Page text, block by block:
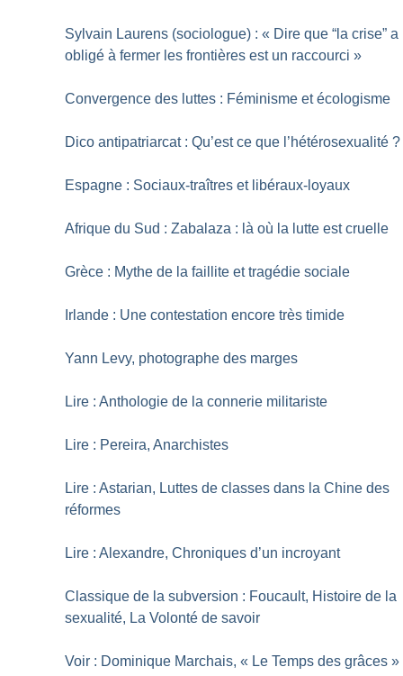
Sylvain Laurens (sociologue) : « Dire que “la crise” a
obligé à fermer les frontières est un raccourci »
Convergence des luttes : Féminisme et écologisme
Dico antipatriarcat : Qu’est ce que l’hétérosexualité ?
Espagne : Sociaux-traîtres et libéraux-loyaux
Afrique du Sud : Zabalaza : là où la lutte est cruelle
Grèce : Mythe de la faillite et tragédie sociale
Irlande : Une contestation encore très timide
Yann Levy, photographe des marges
Lire : Anthologie de la connerie militariste
Lire : Pereira, Anarchistes
Lire : Astarian, Luttes de classes dans la Chine des
réformes
Lire : Alexandre, Chroniques d’un incroyant
Classique de la subversion : Foucault, Histoire de la
sexualité, La Volonté de savoir
Voir : Dominique Marchais, « Le Temps des grâces »